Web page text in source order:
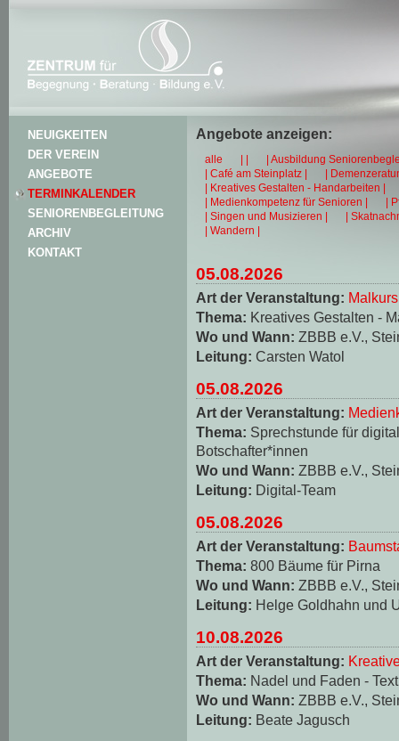
NEUIGKEITEN
DER VEREIN
ANGEBOTE
TERMINKALENDER
SENIORENBEGLEITUNG
ARCHIV
KONTAKT
Angebote anzeigen:
alle | |
| Ausbildung
| Café am Steinplatz |
|
| Kreatives Gestalten - Handarbeiten |
| Medienkompetenz für Senioren |
|
| Singen und Musizieren |
|
| Wandern |
05.08.2026
Art der Veranstaltung: Malkurs
Thema: Kreatives Gestalten -
Wo und Wann: ZBBB e.V.,
Leitung: Carsten Watol
05.08.2026
Art der Veranstaltung:
Thema: Sprechstunde für
Botschafter*innen
Wo und Wann: ZBBB e.V.,
Leitung: Digital-Team
05.08.2026
Art der Veranstaltung:
Thema: 800 Bäume für Pirna
Wo und Wann: ZBBB e.V.,
Leitung: Helge Goldhahn und
10.08.2026
Art der Veranstaltung:
Thema: Nadel und Faden -
Wo und Wann: ZBBB e.V.,
Leitung: Beate Jagusch